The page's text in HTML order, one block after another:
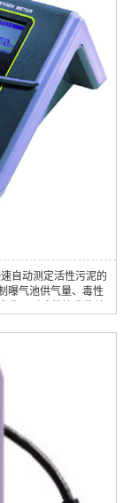
自动测定活性污泥的
曝气池供气量、毒性